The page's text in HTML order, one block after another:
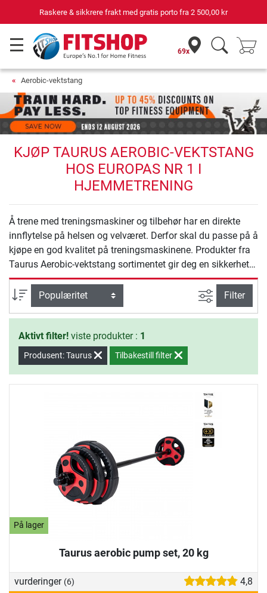
Raskere & sikkrere frakt med gratis porto fra 2 500,00 kr
69x
Aerobic-vektstang
KJØP TAURUS AEROBIC-VEKTSTANG
HOS EUROPAS NR 1 I
HJEMMETRENING
Å trene med treningsmaskiner og tilbehør har en direkte
innflytelse på helsen og velværet. Derfor skal du passe på å
kjøpe en god kvalitet på treningsmaskinene. Produkter fra
Taurus Aerobic-vektstang sortimentet gir deg en sikkerhet
og god kvalitet når du trener i ditt eget hjem.
sortering
Avansert søk
Filter
Aktivt filter! viste produkter : 1
Produsent: Taurus Tilbakestill filter
På lager
Taurus aerobic pump set, 20 kg
vurderinger (6)
4,8